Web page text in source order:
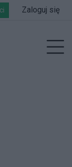
Zaloguj się
posiadających